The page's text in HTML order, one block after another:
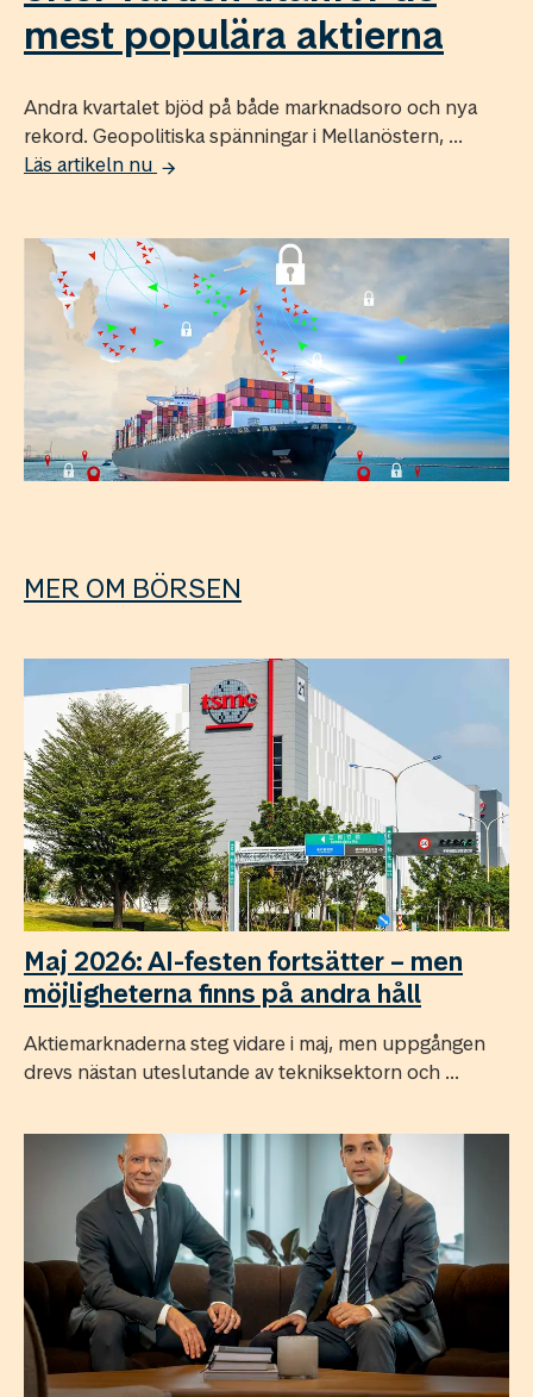
mest populära aktierna
Andra kvartalet bjöd på både marknadsoro och nya
rekord. Geopolitiska spänningar i Mellanöstern, ...
Läs artikeln nu
MER OM BÖRSEN
Maj 2026: AI-festen fortsätter – men
möjligheterna finns på andra håll
Aktiemarknaderna steg vidare i maj, men uppgången
drevs nästan uteslutande av tekniksektorn och ...